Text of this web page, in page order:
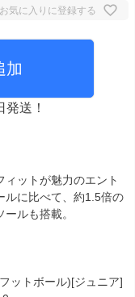
お気に入りに登録する
加
送！
ットが魅力のエント
ルに比べて、約1.5倍の
ルも搭載。
ットボール)[ジュニア]